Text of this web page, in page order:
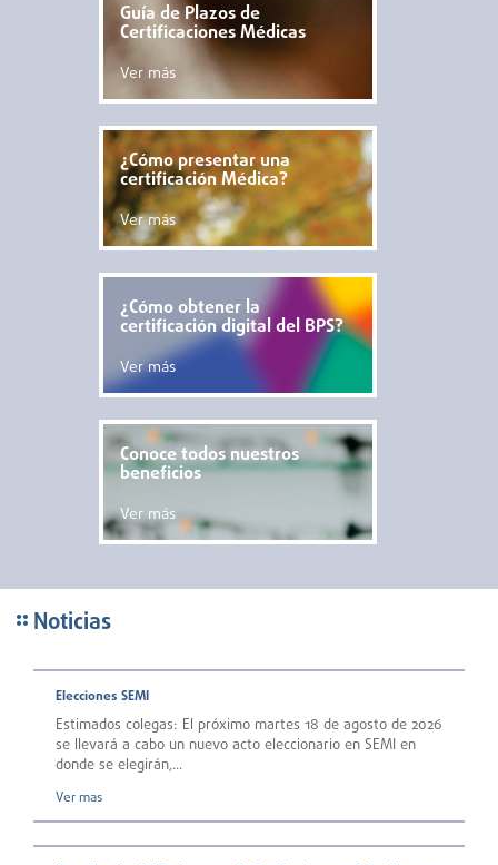
Guía de Plazos de
Certificaciones Médicas
Ver más
¿Cómo presentar una
certificación Médica?
Ver más
¿Cómo obtener la
certificación digital del BPS?
Ver más
Conoce todos nuestros
beneficios
Ver más
Noticias
Elecciones SEMI
Estimados colegas: El próximo martes 18 de agosto de 2026
se llevará a cabo un nuevo acto eleccionario en SEMI en
donde se elegirán,...
Ver mas